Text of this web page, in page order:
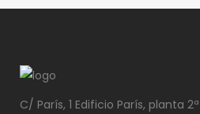
C/ París, 1 Edificio París, planta 2ª